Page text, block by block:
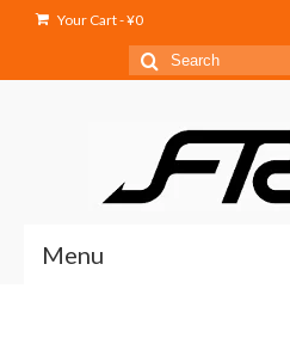
Your Cart-¥0
Search
for:
Menu